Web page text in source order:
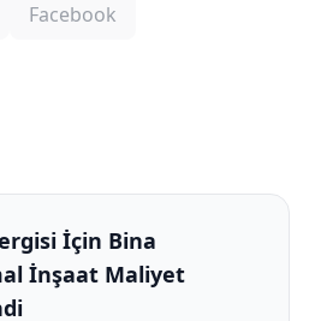
Facebook
İçin Bina
İnşaat Maliyet